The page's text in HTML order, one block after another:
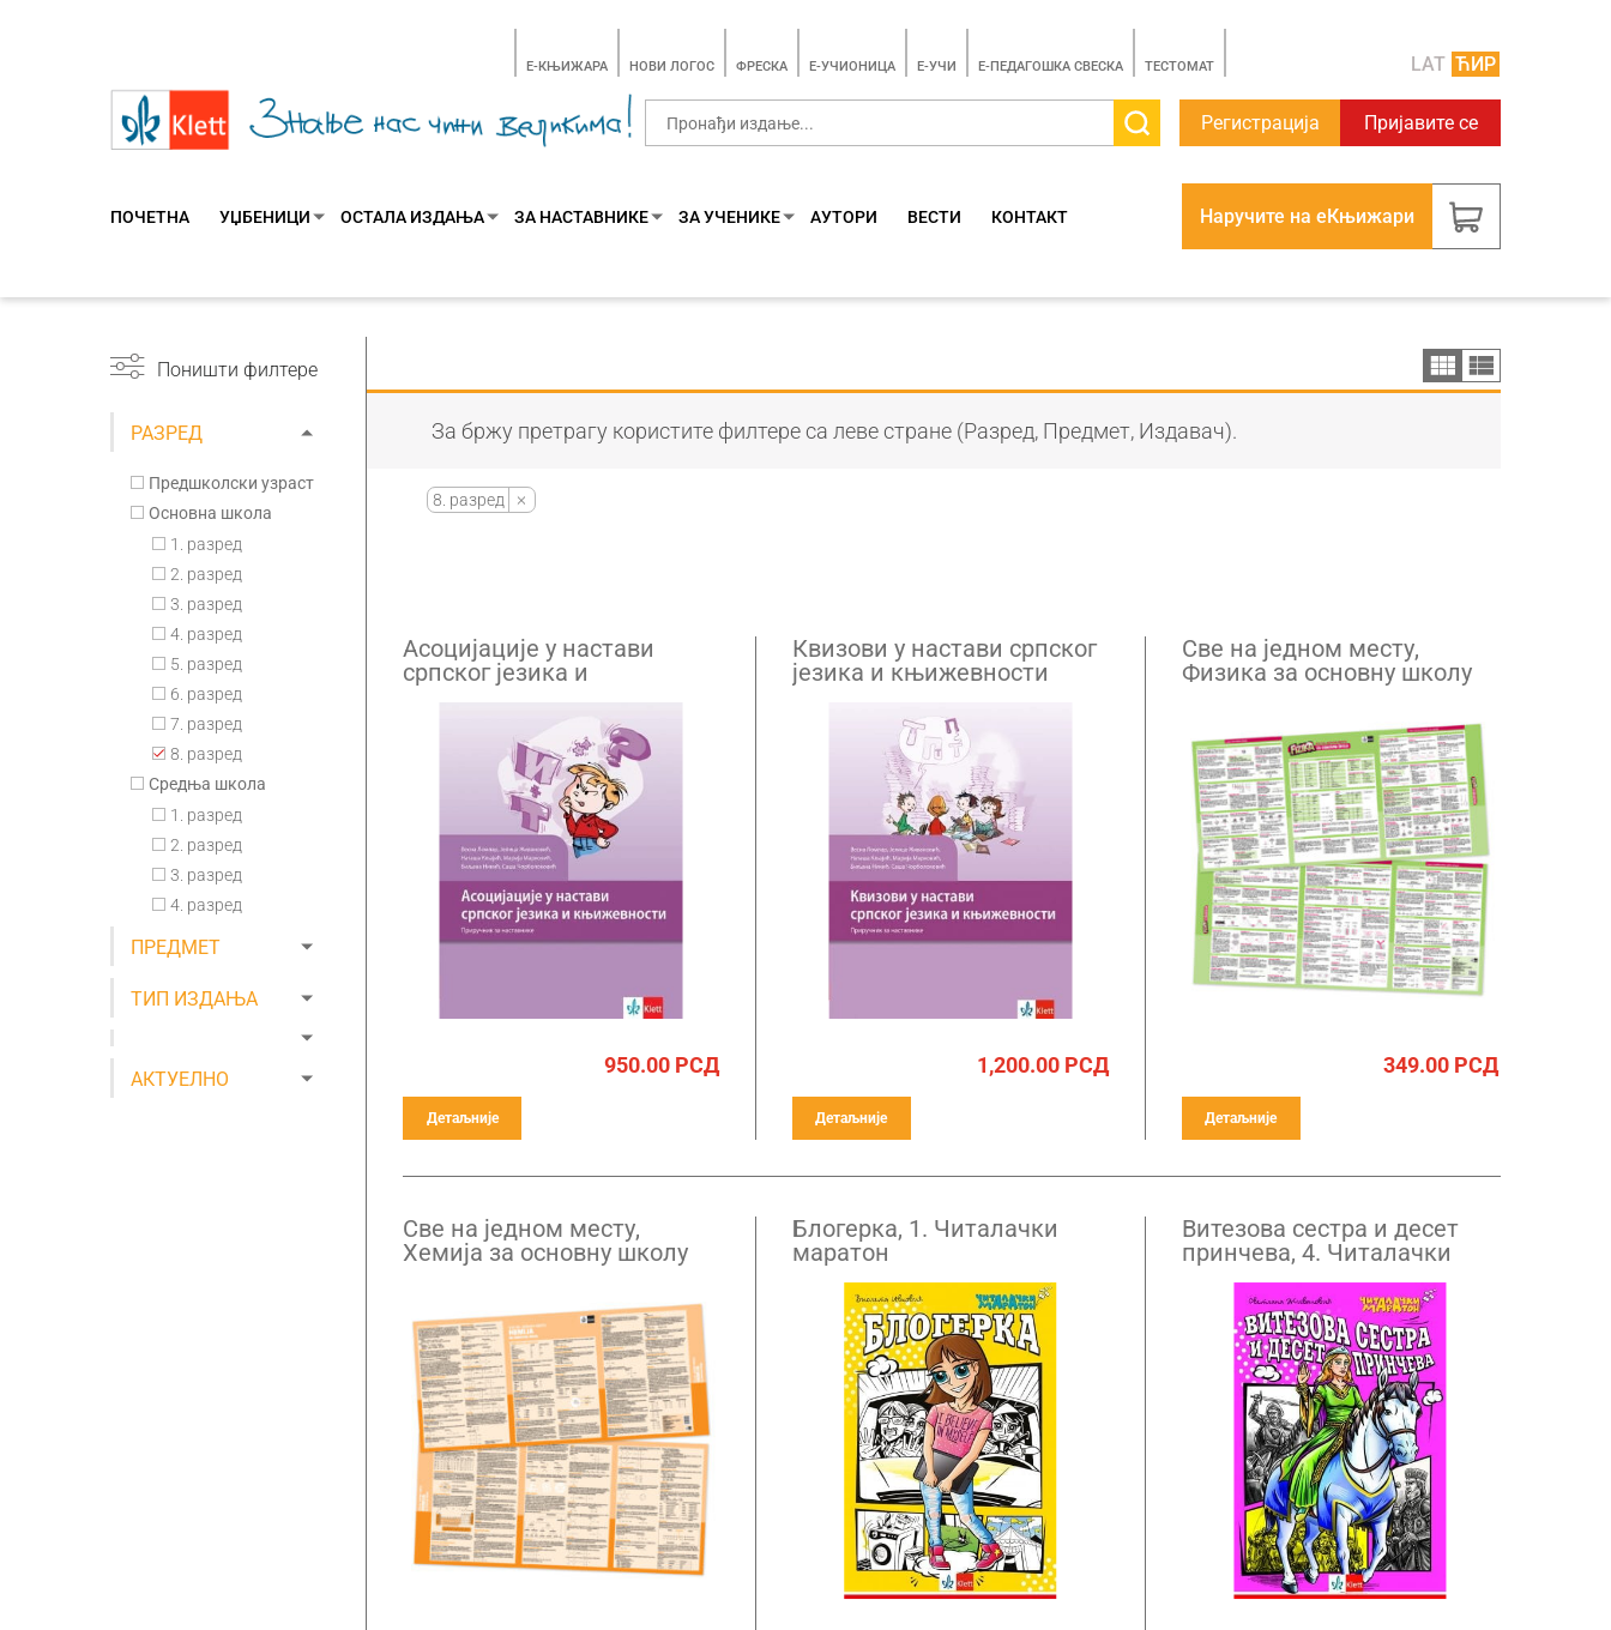
E-КЊИЖАРА НОВИ ЛОГОС ФРЕСКА E-УЧИОНИЦА E-УЧИ Е-ПЕДАГОШКА СВЕСКА TЕСТОМАТ LAT ЋИР
Регистрација Пријавите се
ПОЧЕТНА УЏБЕНИЦИ ОСТАЛА ИЗДАЊА ЗА НАСТАВНИКЕ ЗА УЧЕНИКЕ АУТОРИ ВЕСТИ КОНТАКТ Наручите на еКњижари
Поништи филтере
РАЗРЕД
Предшколски узраст
Основна школа
1. разред
2. разред
3. разред
4. разред
5. разред
6. разред
7. разред
8. разред
Средња школа
1. разред
2. разред
3. разред
4. разред
ПРЕДМЕТ
ТИП ИЗДАЊА
АКТУЕЛНО
За бржу претрагу користите филтере са леве стране (Разред, Предмет, Издавач).
8. разред
Асоцијације у настави
српског језика и
950.00РСД
Детаљније
Квизови у настави српског
језика и књижевности
1,200.00РСД
Детаљније
Све на једном месту,
Физика за основну школу
349.00РСД
Детаљније
Све на једном месту,
Хемија за основну школу
Блогерка, 1. Читалачки
маратон
Витезова сестра и десет
принчева, 4. Читалачки
маратон